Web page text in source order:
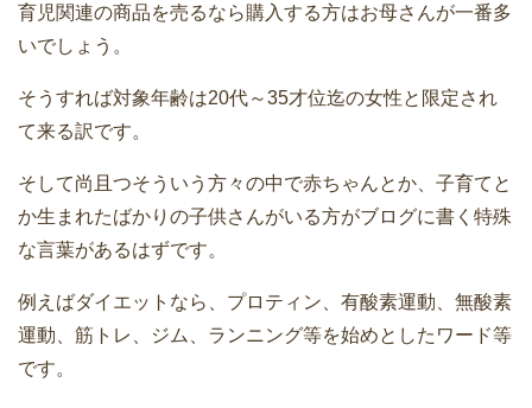
育児関連の商品を売るなら購入する方はお母さんが一番多
いでしょう。
そうすれば対象年齢は20代～35才位迄の女性と限定され
て来る訳です。
そして尚且つそういう方々の中で赤ちゃんとか、子育てと
か生まれたばかりの子供さんがいる方がブログに書く特殊
な言葉があるはずです。
例えばダイエットなら、プロティン、有酸素運動、無酸素
運動、筋トレ、ジム、ランニング等を始めとしたワード等
です。